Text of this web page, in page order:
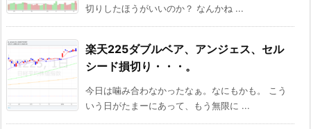
切りしたほうがいいのか？ なんかね ...
楽天225ダブルベア、アンジェス、セル
シード損切り・・・。
今日は噛み合わなかったなぁ。なにもかも。 こう
いう日がたまーにあって、もう無限に ...